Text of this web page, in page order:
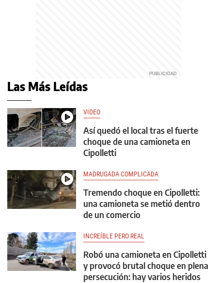
Las Más Leídas
VIDEO
Así quedó el local tras el fuerte
choque de una camioneta en
Cipolletti
MADRUGADA COMPLICADA
Tremendo choque en Cipolletti:
una camioneta se metió dentro
de un comercio
INCREÍBLE PERO REAL
Robó una camioneta en Cipolletti
y provocó brutal choque en plena
persecución: hay varios heridos